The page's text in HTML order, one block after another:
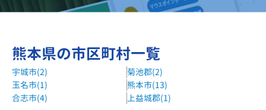
熊本県の市区町村一覧
宇城市(2)
菊池郡(2)
玉名市(1)
熊本市(13)
合志市(4)
上益城郡(1)